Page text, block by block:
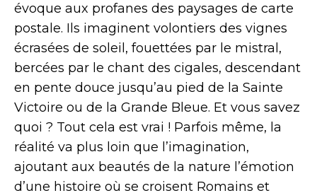
évoque aux profanes des paysages de carte
postale. Ils imaginent volontiers des vignes
écrasées de soleil, fouettées par le mistral,
bercées par le chant des cigales, descendant
en pente douce jusqu’au pied de la Sainte
Victoire ou de la Grande Bleue. Et vous savez
quoi ? Tout cela est vrai ! Parfois même, la
réalité va plus loin que l’imagination,
ajoutant aux beautés de la nature l’émotion
d’une histoire où se croisent Romains et